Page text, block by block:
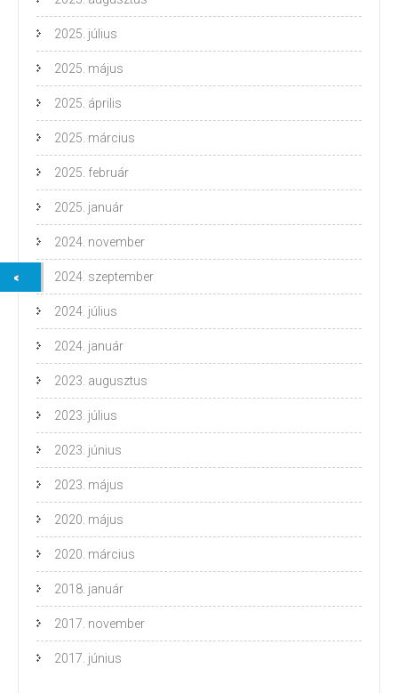
2025. július
2025. május
2025. április
2025. március
2025. február
2025. január
2024. november
2024. szeptember
2024. július
2024. január
2023. augusztus
2023. július
2023. június
2023. május
2020. május
2020. március
2018. január
2017. november
2017. június